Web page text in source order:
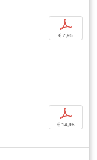
p
€ 7,95
p
€ 14,95